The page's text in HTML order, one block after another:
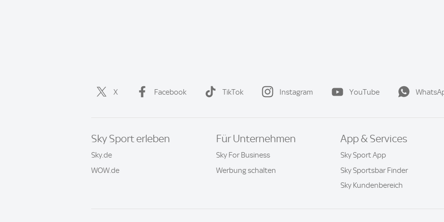
X Facebook TikTok Instagram YouTube
Sky Sport erleben
Sky.de
WOW.de
Für Unternehmen
Sky For Business
Werbung schalten
App & Services
Sky Sport App
Sky Sportsbar Finder
Sky Kundenbereich